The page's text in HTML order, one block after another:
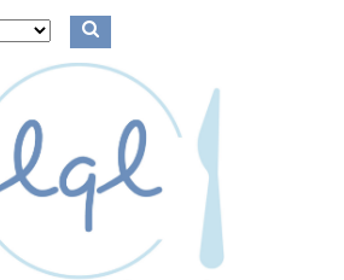
de luculus